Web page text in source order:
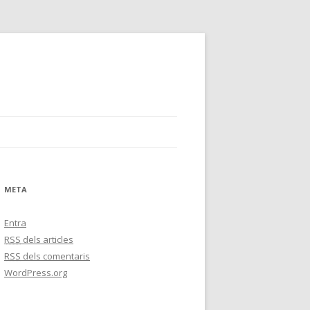
META
Entra
RSS dels articles
RSS dels comentaris
WordPress.org